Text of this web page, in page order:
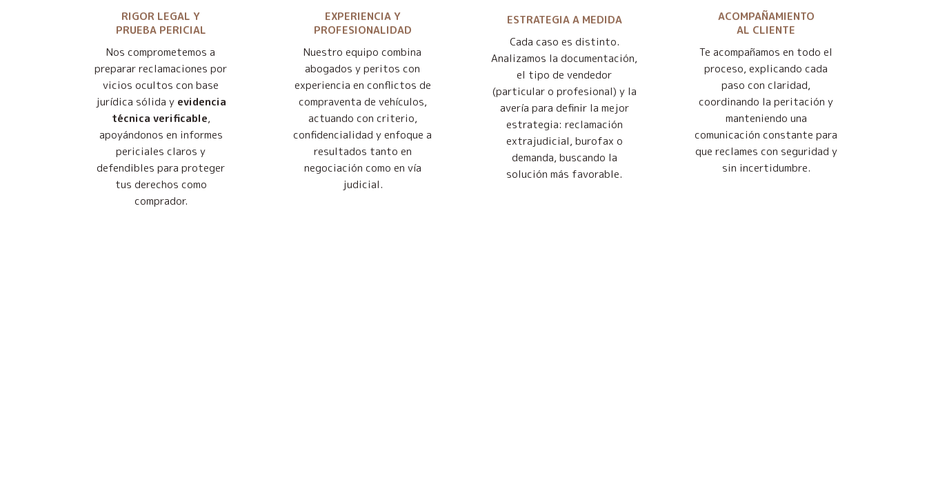
RIGOR LEGAL Y
PRUEBA PERICIAL
Nos comprometemos a
preparar reclamaciones por
vicios ocultos con base
jurídica sólida y evidencia
técnica verificable,
apoyándonos en informes
periciales claros y
defendibles para proteger
tus derechos como
comprador.
EXPERIENCIA Y
PROFESIONALIDAD
Nuestro equipo combina
abogados y peritos con
experiencia en conflictos de
compraventa de vehículos,
actuando con criterio,
confidencialidad y enfoque a
resultados tanto en
negociación como en vía
judicial.
ESTRATEGIA A MEDIDA
Cada caso es distinto.
Analizamos la documentación,
el tipo de vendedor
(particular o profesional) y la
avería para definir la mejor
estrategia: reclamación
extrajudicial, burofax o
demanda, buscando la
solución más favorable.
ACOMPAÑAMIENTO
AL CLIENTE
Te acompañamos en todo el
proceso, explicando cada
paso con claridad,
coordinando la peritación y
manteniendo una
comunicación constante para
que reclames con seguridad y
sin incertidumbre.